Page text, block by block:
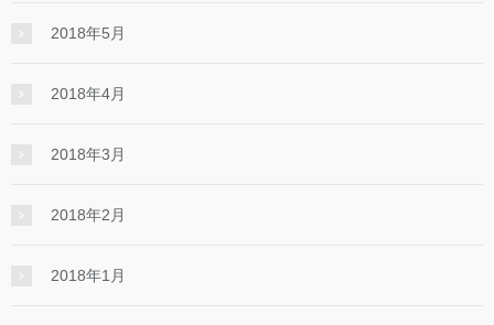
2018年5月
2018年4月
2018年3月
2018年2月
2018年1月